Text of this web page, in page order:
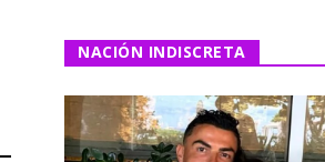
NACIÓN INDISCRETA